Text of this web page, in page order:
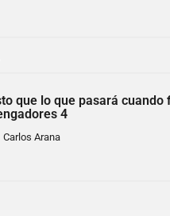
que lo que pasará cuando
4
Carlos Arana